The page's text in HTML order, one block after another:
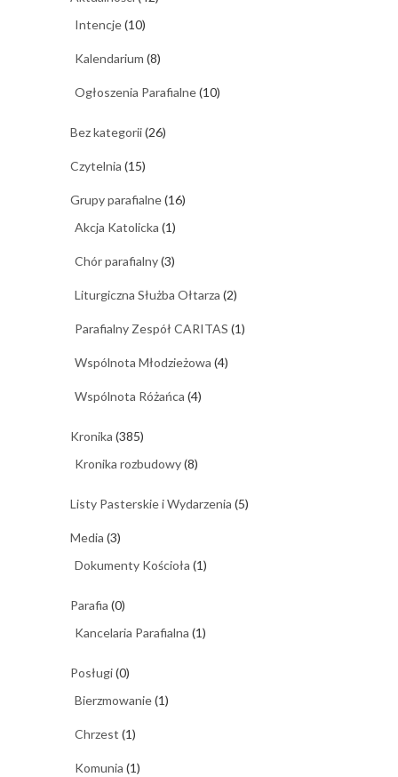
Intencje(10)
Kalendarium (8)
Ogłoszenia Parafialne(10)
Bez kategorii(26)
Czytelnia (15)
Grupy parafialne(16)
Akcja Katolicka (1)
Chór parafialny(3)
Liturgiczna Służba Ołtarza (2)
Parafialny Zespół CARITAS (1)
Wspólnota Młodzieżowa (4)
Wspólnota Różańca (4)
Kronika (385)
Kronika rozbudowy(8)
Listy Pasterskie i Wydarzenia (5)
Media (3)
Dokumenty Kościoła (1)
Parafia (0)
Kancelaria Parafialna (1)
Posługi(0)
Bierzmowanie(1)
Chrzest (1)
Komunia (1)